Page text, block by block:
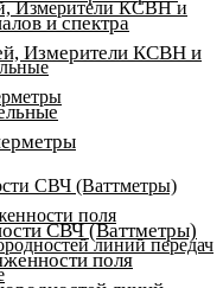
Измерители КСВН и
СВЧ (Ваттметры)
поля
линий передач
и спектра
Измерители КСВН и
СВЧ (Ваттметры)
поля